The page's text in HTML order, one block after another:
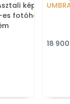
képkeret
es fotóhoz -
18